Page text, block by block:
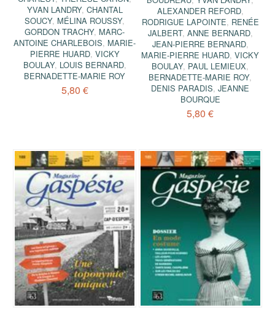
YVAN LANDRY, CHANTAL
SOUCY, MÉLINA ROUSSY,
GORDON TRACHY, MARC-
ANTOINE CHARLEBOIS, MARIE-
PIERRE HUARD, VICKY
BOULAY, LOUIS BERNARD,
BERNADETTE-MARIE ROY
5,80 €
ALEXANDER REFORD,
RODRIGUE LAPOINTE, RENÉE
JALBERT, ANNE BERNARD,
JEAN-PIERRE BERNARD,
MARIE-PIERRE HUARD,VICKY
BOULAY, PAUL LEMIEUX,
BERNADETTE-MARIE ROY,
DENIS PARADIS,JEANNE
BOURQUE
5,80 €